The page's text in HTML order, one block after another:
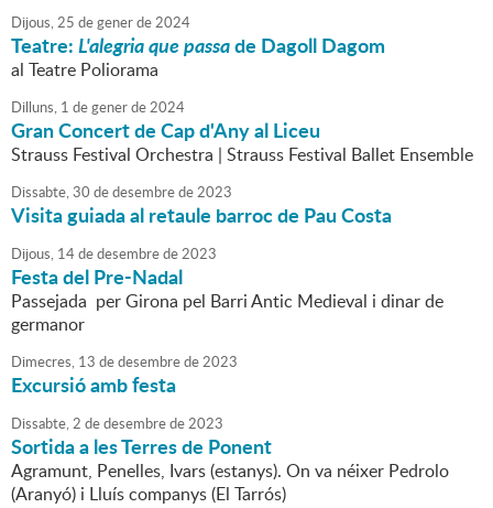
Dijous,25 degenerde2024
Teatre:L'alegria que passade Dagoll Dagom
al Teatre Poliorama
Dilluns, 1 degenerde2024
Gran Concert de Cap d'Any al Liceu
Strauss Festival Orchestra | Strauss Festival Ballet Ensemble
Dissabte,30 dedesembrede2023
Visita guiada al retaule barroc de Pau Costa
Dijous, 14dedesembrede2023
Festa del Pre-Nadal
Passejada per Girona pel Barri Antic Medieval i dinar de
germanor
Dimecres, 13 dedesembrede2023
Excursió amb festa
Dissabte,2 dedesembrede2023
Sortida a les Terres de Ponent
Agramunt, Penelles, Ivars (estanys). On va néixer Pedrolo
(Aranyó) i Lluís companys (El Tarrós)